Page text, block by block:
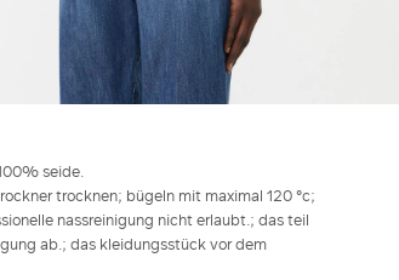
seide.
trocknen; bügeln mit maximal 120 °c;
nassreinigung nicht erlaubt.; das teil
ab.; das kleidungsstück vor dem